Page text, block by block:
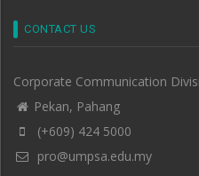
CONTACT US
Corporate Communication
Pekan, Pahang
(+609) 424 5000
pro@umpsa.edu.my